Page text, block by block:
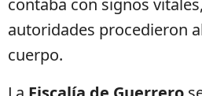
autoridades procedieron
cuerpo.